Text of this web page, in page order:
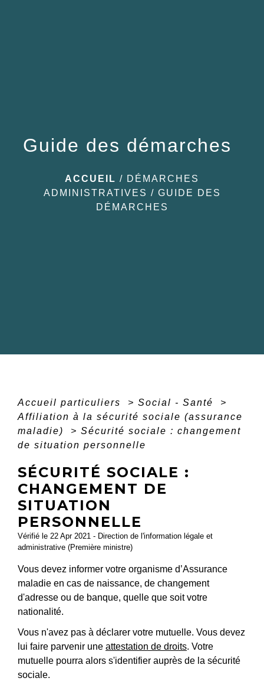
Guide des démarches
ACCUEIL / DÉMARCHES
ADMINISTRATIVES / GUIDE DES
DÉMARCHES
Accueil particuliers > Social - Santé
>
Affiliation à la sécurité sociale (assurance
maladie)
> Sécurité sociale : changement
de situation personnelle
SÉCURITÉ SOCIALE :
CHANGEMENT DE
SITUATION
PERSONNELLE
Vérifié le 22 Apr 2021 - Direction de l'information légale et
administrative (Première ministre)
Vous devez informer votre organisme d’Assurance
maladie en cas de naissance, de changement
d'adresse ou de banque, quelle que soit votre
nationalité.
Vous n'avez pas à déclarer votre mutuelle. Vous devez
lui faire parvenir une attestation de droits. Votre
mutuelle pourra alors s'identifier auprès de la sécurité
sociale.